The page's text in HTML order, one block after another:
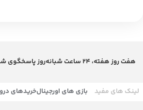
هفت روز هفته، 24 ساعت شبانه‌روز پاسخگوی شما هستیم
لینک های مفید بازی های اورجینالخریدهای